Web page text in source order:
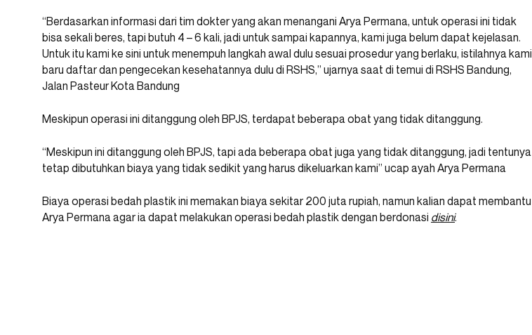
“Berdasarkan informasi dari tim dokter yang akan menangani Arya Permana, untuk operasi ini tidak
bisa sekali beres, tapi butuh 4 – 6 kali, jadi untuk sampai kapannya, kami juga belum dapat kejelasan.
Untuk itu kami ke sini untuk menempuh langkah awal dulu sesuai prosedur yang berlaku, istilahnya kami
baru daftar dan pengecekan kesehatannya dulu di RSHS,” ujarnya saat di temui di RSHS Bandung,
Jalan Pasteur Kota Bandung
Meskipun operasi ini ditanggung oleh BPJS, terdapat beberapa obat yang tidak ditanggung.
“Meskipun ini ditanggung oleh BPJS, tapi ada beberapa obat juga yang tidak ditanggung, jadi tentunya
tetap dibutuhkan biaya yang tidak sedikit yang harus dikeluarkan kami” ucap ayah Arya Permana
Biaya operasi bedah plastik ini memakan biaya sekitar 200 juta rupiah, namun kalian dapat membantu
Arya Permana agar ia dapat melakukan operasi bedah plastik dengan berdonasi disini.